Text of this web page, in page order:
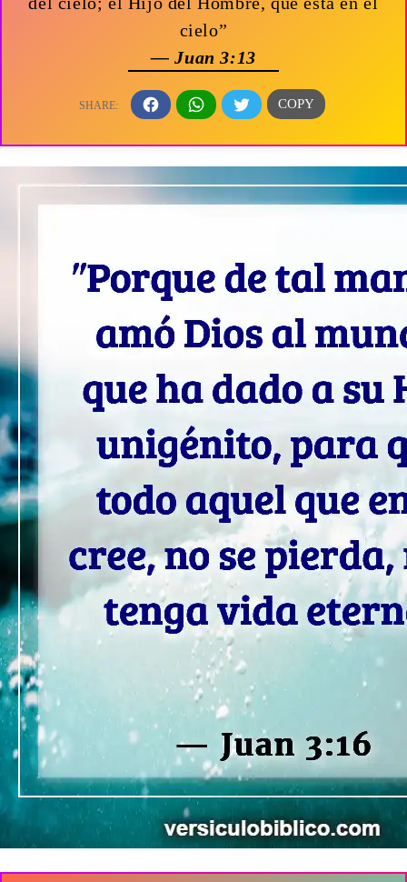
cielo”
— Juan 3:13